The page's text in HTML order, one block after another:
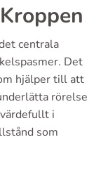
centrala
Det
hjälper till att
rörelse
i
som